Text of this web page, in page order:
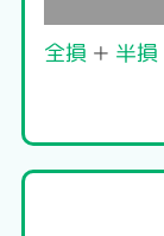
全損 ＋ 半損